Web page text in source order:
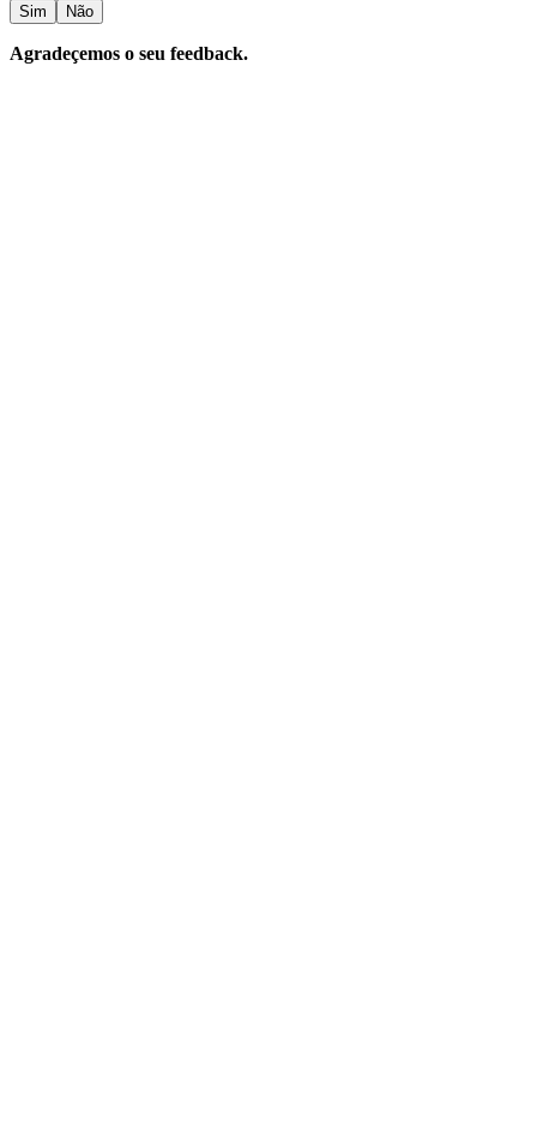
Sim Não
Agradeçemos o seu feedback.